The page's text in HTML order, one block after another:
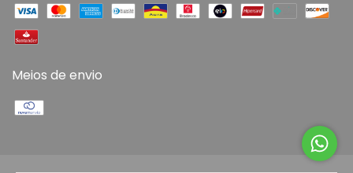
Meios de envio